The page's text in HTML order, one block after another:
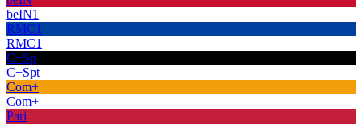
beIN1
RMC1
RMC1
C+Sp
C+Spt
Com+
Com+
Pari